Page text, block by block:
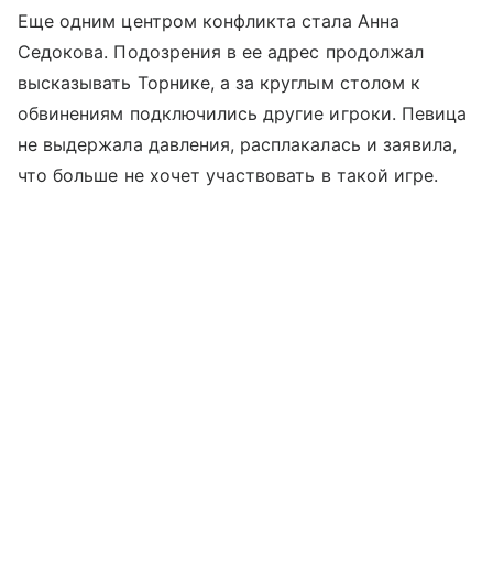
Еще одним центром конфликта стала Анна
Седокова. Подозрения в ее адрес продолжал
высказывать Торнике, а за круглым столом к
обвинениям подключились другие игроки. Певица
не выдержала давления, расплакалась и заявила,
что больше не хочет участвовать в такой игре.